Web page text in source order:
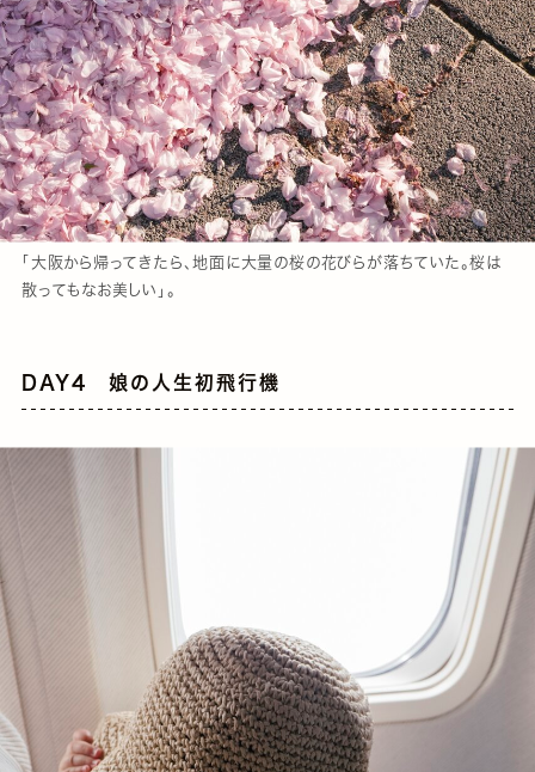
「大阪から帰ってきたら、地面に大量の桜の花びらが落ちていた。桜は
散ってもなお美しい」。
DAY4 娘の人生初飛行機